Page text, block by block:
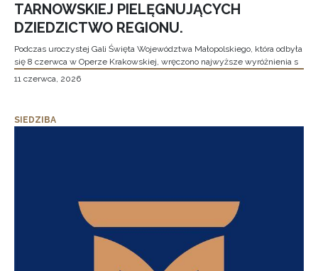
TARNOWSKIEJ PIELĘGNUJĄCYCH
DZIEDZICTWO REGIONU.
Podczas uroczystej Gali Święta Województwa Małopolskiego, która odbyła
się 8 czerwca w Operze Krakowskiej, wręczono najwyższe wyróżnienia s
11 czerwca, 2026
SIEDZIBA